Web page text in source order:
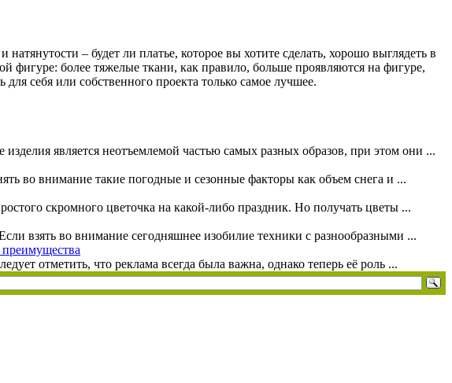
– будет ли платье, которое вы хотите сделать, хорошо выглядеть в
фигуре: более тяжелые ткани, как правило, больше проявляются на фигуре,
себя или собственного проекта только самое лучшее.
является неотъемлемой частью самых разных образов, при этом они ...
во внимание такие погодные и сезонные факторы как объем снега и ...
скромного цветочка на какой-либо праздник. Но получать цветы ...
взять во внимание сегодняшнее изобилие техники с разнообразными ...
отметить, что реклама всегда была важна, однако теперь её роль ...